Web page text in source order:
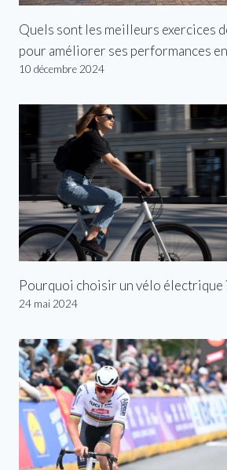
Quels sont les meilleurs exercices
pour améliorer ses performances
10 décembre 2024
Pourquoi choisir un vélo électrique
24 mai 2024